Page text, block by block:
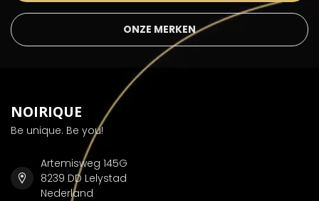
ONZE MERKEN
NOIRIQUE
Be unique. Be you!
Artemisweg 145G
8239 DD Lelystad
Nederland